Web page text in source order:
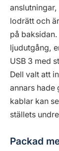
lodrätt och
på
ljudutgång,
USB 3 med
Dell valt att
annars hade
kablar kan
ställets
Packad